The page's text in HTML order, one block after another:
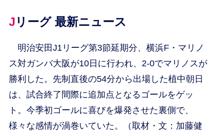
Jリーグ 最新ニュース
明治安田J1リーグ第3節延期分、横浜F・マリノ
ス対ガンバ大阪が10日に行われ、2-0でマリノスが
勝利した。先制直後の54分から出場した植中朝日
は、試合終了間際に追加点となるゴールをゲッ
ト。今季初ゴールに喜びを爆発させた裏側で、
様々な感情が渦巻いていた。（取材・文：加藤健